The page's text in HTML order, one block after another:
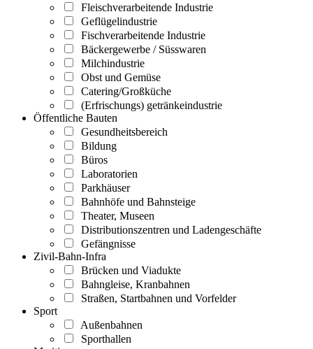
Fleischverarbeitende Industrie
Geflügelindustrie
Fischverarbeitende Industrie
Bäckergewerbe / Süsswaren
Milchindustrie
Obst und Gemüse
Catering/Großküche
(Erfrischungs) getränkeindustrie
Öffentliche Bauten
Gesundheitsbereich
Bildung
Büros
Laboratorien
Parkhäuser
Bahnhöfe und Bahnsteige
Theater, Museen
Distributionszentren und Ladengeschäfte
Gefängnisse
Zivil-Bahn-Infra
Brücken und Viadukte
Bahngleise, Kranbahnen
Straßen, Startbahnen und Vorfelder
Sport
Außenbahnen
Sporthallen